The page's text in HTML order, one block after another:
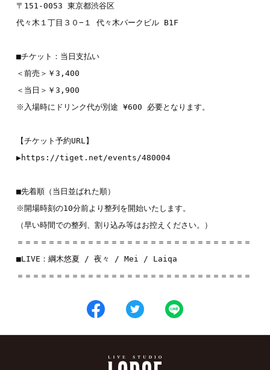
〒151-0053 東京都渋谷区
代々木１丁目３０−１ 代々木パークビル B1F
■チケット：当日支払い
＜前売＞￥3,400
＜当日＞￥3,900
※入場時にドリンク代が別途 ¥600 必要となります。
【チケット予約URL】
▶︎https://tiget.net/events/480004
■先着順（当日並ばれた順）
※開場時刻の10分前より整列を開始いたします。
（早い時間での整列、割り込み等はお控えください。）
＝＝＝＝＝＝＝＝＝＝＝＝＝＝＝＝＝＝＝＝＝＝＝＝＝＝＝＝＝＝
■LIVE： 綱木悠夏 / 夜々 / Mei / Laiqa
＝＝＝＝＝＝＝＝＝＝＝＝＝＝＝＝＝＝＝＝＝＝＝＝＝＝＝＝＝＝